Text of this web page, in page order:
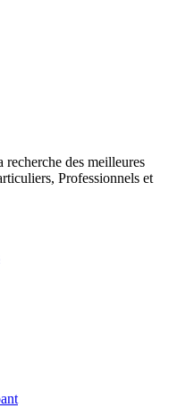
des meilleures
Professionnels et